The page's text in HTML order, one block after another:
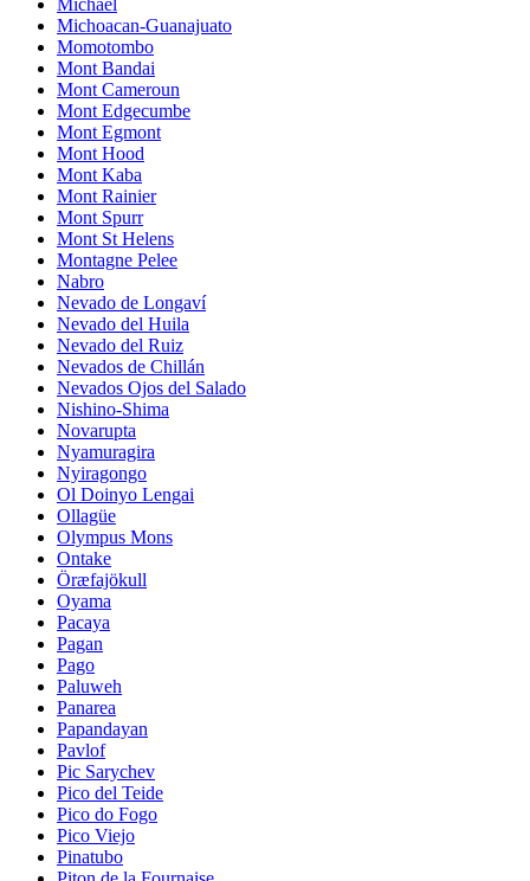
Michael
Michoacan-Guanajuato
Momotombo
Mont Bandai
Mont Cameroun
Mont Edgecumbe
Mont Egmont
Mont Hood
Mont Kaba
Mont Rainier
Mont Spurr
Mont St Helens
Montagne Pelee
Nabro
Nevado de Longaví
Nevado del Huila
Nevado del Ruiz
Nevados de Chillán
Nevados Ojos del Salado
Nishino-Shima
Novarupta
Nyamuragira
Nyiragongo
Ol Doinyo Lengai
Ollagüe
Olympus Mons
Ontake
Öræfajökull
Oyama
Pacaya
Pagan
Pago
Paluweh
Panarea
Papandayan
Pavlof
Pic Sarychev
Pico del Teide
Pico do Fogo
Pico Viejo
Pinatubo